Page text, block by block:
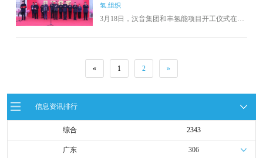
氢.组织
3月18日，汉音集团和丰氢能项目开工仪式在塔
员毕海、县委书记毕升、县四套班子、丰工园
人、项目建设单位代表出席了开工仪式。随
后，汉音集团相关负责人介绍了公司概况、项
« 1 2 »
信息资讯排行
综合 2343
广东 306